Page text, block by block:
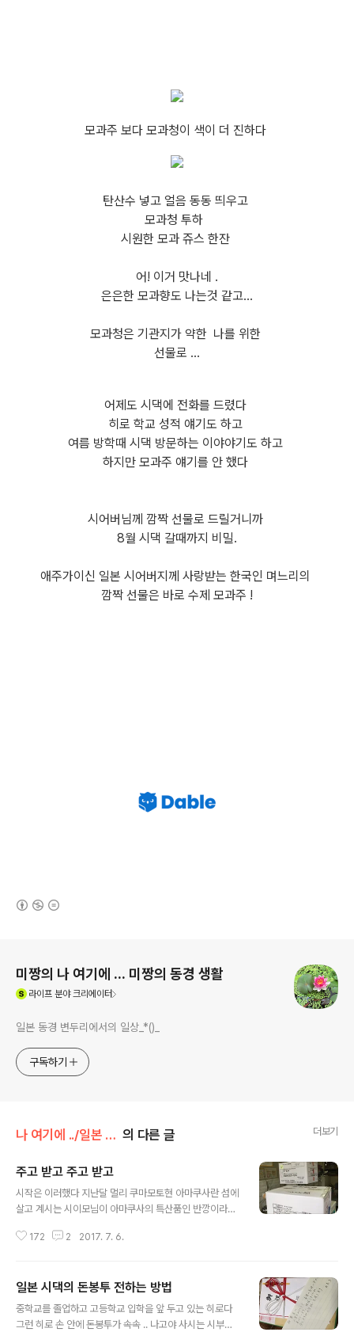
모과주 보다 모과청이 색이 더 진하다
탄산수 넣고 얼음 동동 띄우고
모과청 투하
시원한 모과 쥬스 한잔
어! 이거 맛나네 .
은은한 모과향도 나는것 같고...
모과청은 기관지가 약한 나를 위한
선물로 ...
어제도 시댁에 전화를 드렸다
히로 학교 성적 얘기도 하고
여름 방학때 시댁 방문하는 이야야기도 하고
하지만 모과주 얘기를 안 했다
시어버님께 깜짝 선물로 드릴거니까
8월 시댁 갈때까지 비밀.
애주가이신 일본 시어버지께 사랑받는 한국인 며느리의
깜짝 선물은 바로 수제 모과주 !
미짱의 나 여기에 ... 미짱의 동경 생활
라이프분야 크리에이터
일본 동경 변두리에서의 일상_*()_
구독하기
나 여기에 ../일본 시댁과 한국 친정 의 다른 글 더보기
주고 받고 주고 받고
시작은 이러했다 지난달 멀리 쿠마모토현 아마쿠사란 섬에
살고 계시는 시이모님이 아마쿠사의 특산품인 반깡이라는
갑게 해서 먹으면 얼마나 맛있는지 모른다 시이모님의 반
인데 왜 이리 가볍지 ? 마치 빈상자처럼 엄청 무지 가볍다
냉동 택배에 이리 가벼운게 있나? 한입에 쏙 들어갈 귀여운
아이스 크림이다 바닐라, 딸기, 쵸코,. 맛챠 등등 여섯가지
172 2 2017. 7. 6.
일본 시댁의 돈봉투 전하는 방법
중학교를 졸업하고 고등학교 입학을 앞 두고 있는 히로다
그런 히로 손 안에 돈봉투가 속속 .. 나고야 사시는 시부모